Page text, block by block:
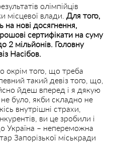
олімпійців
місцевої влади. Для того,
нові досягнення,
сертифікати на суму
2 мільйонів. Головну
Насібов.
окрім того, що треба
такий девіз того, що,
йдеш вперед і я дякую
було, якби складно не
внутрішні страхи,
ви це зробили і
Україна – непереможна
Запорізької міськради